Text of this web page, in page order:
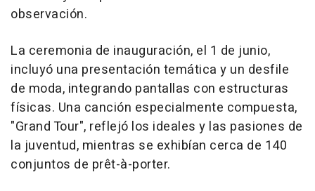
observación.
La ceremonia de inauguración, el 1 de junio,
incluyó una presentación temática y un desfile
de moda, integrando pantallas con estructuras
físicas. Una canción especialmente compuesta,
"Grand Tour", reflejó los ideales y las pasiones de
la juventud, mientras se exhibían cerca de 140
conjuntos de prêt-à-porter.